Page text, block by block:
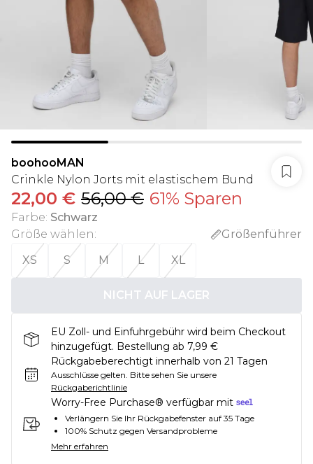
boohooMAN
Crinkle Nylon Jorts mit elastischem Bund
22,00 € 56,00 € 61% Sparen
Farbe: Schwarz
Größe wählen:
Größenführer
XS
S M L XL
NICHT AUF LAGER
EU Zoll- und Einfuhrgebühr wird beim Checkout
hinzugefügt. Bestellung ab 7,99 €
Rückgabeberechtigt innerhalb von 21 Tagen
Ausschlüsse gelten. Bitte sehen Sie unsere
Rückgaberichtlinie
Worry-Free Purchase® verfügbar mit
Verlängern Sie Ihr Rückgabefenster auf 35 Tage
100% Schutz gegen Versandprobleme
Mehr erfahren